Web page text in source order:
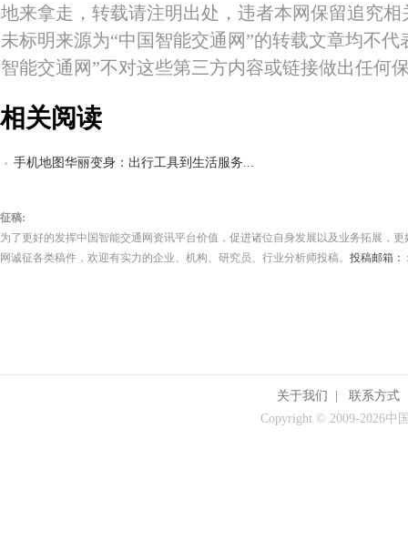
地来拿走，转载请注明出处，违者本网保留追究
未标明来源为“中国智能交通网”的转载文章均不
智能交通网”不对这些第三方内容或链接做出任何
相关阅读
手机地图华丽变身：出行工具到生活服务...
征稿:
为了更好的发挥中国智能交通网资讯平台价值，促进诸位自身发展以及业务拓展，
网诚征各类稿件，欢迎有实力的企业、机构、研究员、行业分析师投稿。 投稿邮箱：
关于我们 |联系方式
Copyright © 2009-2026中